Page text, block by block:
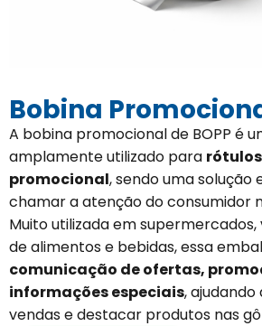
Bobina
A bobina promocional de BOPP é
amplamente utilizado para
promocional, sendo uma solução
chamar a atenção do consumidor
Muito utilizada em
de alimentos e bebidas, essa
comunicação de ofertas,
informações especiais, ajudando
vendas e destacar produtos nas